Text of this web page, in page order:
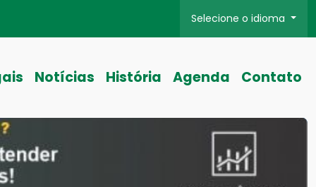
Selecione o idioma
Notícias História Agenda Contato